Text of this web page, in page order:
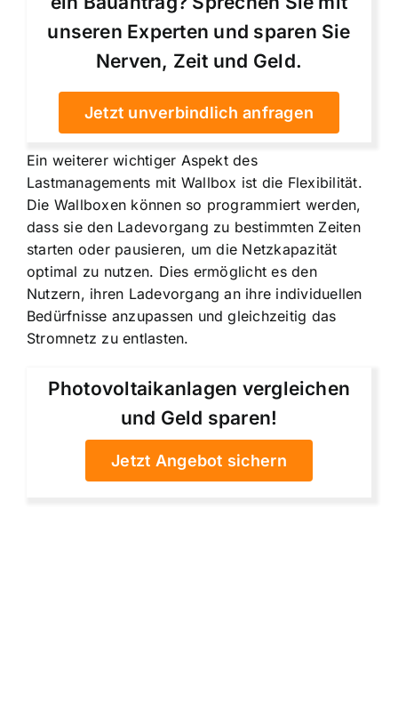
unseren Experten und sparen Sie
Nerven, Zeit und Geld.
Jetzt unverbindlich anfragen
Ein weiterer wichtiger Aspekt des
Lastmanagements mit Wallbox ist die Flexibilität.
Die Wallboxen können so programmiert werden,
dass sie den Ladevorgang zu bestimmten Zeiten
starten oder pausieren, um die Netzkapazität
optimal zu nutzen. Dies ermöglicht es den
Nutzern, ihren Ladevorgang an ihre individuellen
Bedürfnisse anzupassen und gleichzeitig das
Stromnetz zu entlasten.
Photovoltaikanlagen vergleichen
und Geld sparen!
Jetzt Angebot sichern